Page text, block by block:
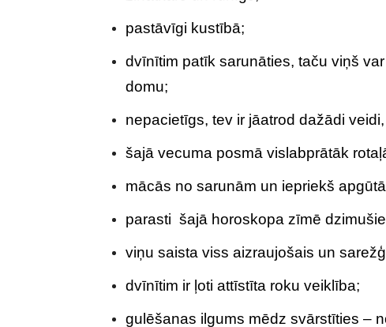
pastāvīgi kustībā;
dvīnītim patīk sarunāties, taču viņš
domu;
nepacietīgs, tev ir jāatrod dažādi
šajā vecuma posmā vislabprātāk
mācās no sarunām un iepriekš
parasti šajā horoskopa zīmē
viņu saista viss aizraujošais un
dvīnītim ir ļoti attīstīta roku veiklība;
gulēšanas ilgums mēdz svārstīties –